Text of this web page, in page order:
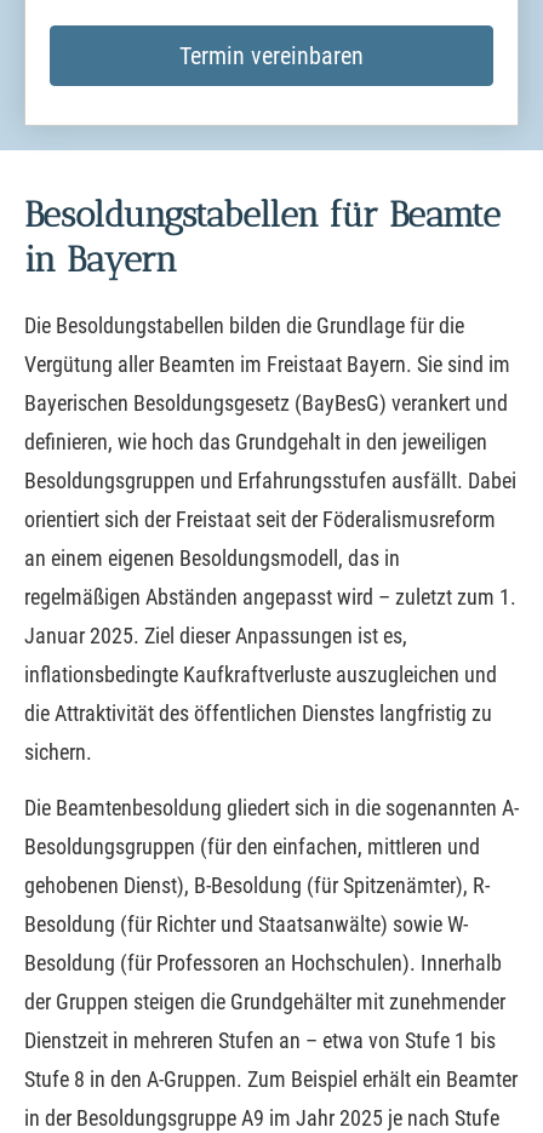
Termin ver­ein­baren
Besoldungstabellen für Beamte
in Bayern
Die Besoldungstabellen bilden die Grundlage für die
Vergütung aller Beamten im Freistaat Bayern. Sie sind im
Bayerischen Besoldungsgesetz (BayBesG) verankert und
definieren, wie hoch das Grundgehalt in den jeweiligen
Besoldungsgruppen und Erfahrungsstufen ausfällt. Dabei
orientiert sich der Freistaat seit der Föderalismusreform
an einem eigenen Besoldungsmodell, das in
regelmäßigen Abständen angepasst wird – zuletzt zum 1.
Januar 2025. Ziel dieser Anpassungen ist es,
inflationsbedingte Kaufkraftverluste auszugleichen und
die Attraktivität des öffentlichen Dienstes langfristig zu
sichern.
Die Beamtenbesoldung gliedert sich in die sogenannten A-
Besoldungsgruppen (für den einfachen, mittleren und
gehobenen Dienst), B-Besoldung (für Spitzenämter), R-
Besoldung (für Richter und Staatsanwälte) sowie W-
Besoldung (für Professoren an Hochschulen). Innerhalb
der Gruppen steigen die Grundgehälter mit zunehmender
Dienstzeit in mehreren Stufen an – etwa von Stufe 1 bis
Stufe 8 in den A-Gruppen. Zum Beispiel erhält ein Beamter
in der Besoldungsgruppe A9 im Jahr 2025 je nach Stufe